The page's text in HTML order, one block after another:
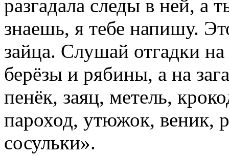
разгадала следы в ней, а
знаешь, я тебе напишу.
зайца. Слушай отгадки
берёзы и рябины, а на
пенёк, заяц, метель,
пароход, утюжок, веник,
сосульки».